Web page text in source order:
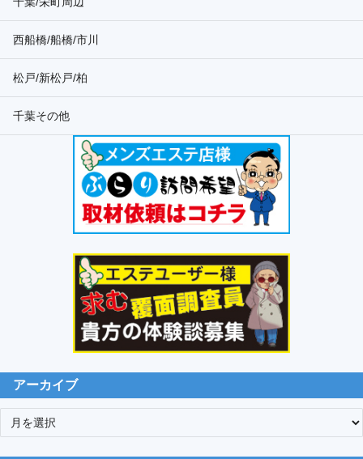
西船橋/船橋/市川
松戸/新松戸/柏
千葉その他
アーカイブ
ア
ー
カ